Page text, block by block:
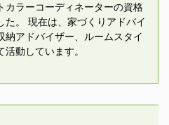
カラーコーディネーターの資格
た。 現在は、家づくりアドバイ
納アドバイザー、ルームスタイ
活動しています。